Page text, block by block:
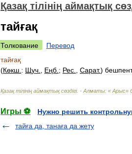
Қазақ тілінің аймақтық
тайғақ
Толкование
Перевод
тайғақ
(Көкш : Щуч Еңб ; Рес Сарат.)
Қазақ тілінің аймақтық сөздігі. - Алматы: « Арыс»
Игры ⚽
Нужно решить
тайға да, танаға да жету